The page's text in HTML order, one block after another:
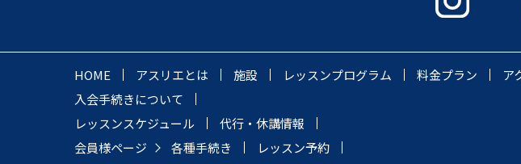
HOME アスリエとは 施設 レッスンプログラム 料金プラン ア
入会手続きについて
レッスンスケジュール
代行・休講情報
会員様ページ
各種手続き レッスン予約